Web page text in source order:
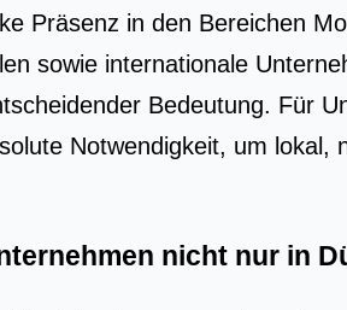
Prä­senz in den Berei­chen
sowie inter­na­tio­na­le
Bedeu­tung. Für
Not­wen­dig­keit, um lokal,
nicht nur in